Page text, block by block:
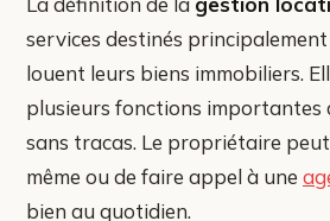
services destinés
louent leurs biens immobiliers.
plusieurs fonctions importantes
sans tracas. Le propriétaire
même ou de faire appel à une
bien au quotidien.